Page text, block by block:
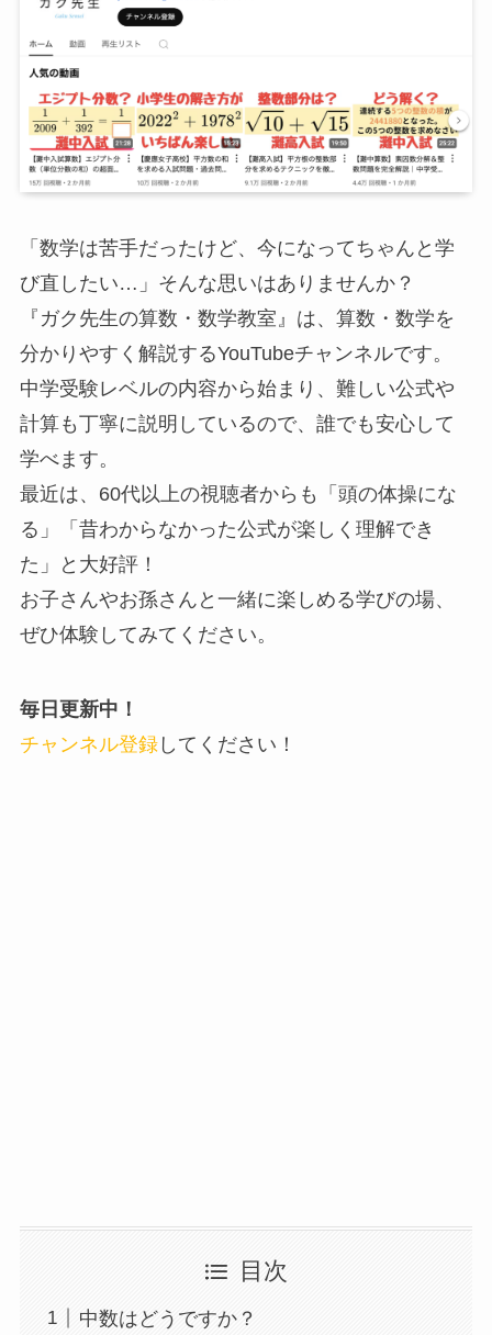
「数学は苦手だったけど、今になってちゃんと学
び直したい…」そんな思いはありませんか？
『ガク先生の算数・数学教室』は、算数・数学を
分かりやすく解説するYouTubeチャンネルです。
中学受験レベルの内容から始まり、難しい公式や
計算も丁寧に説明しているので、誰でも安心して
学べます。
最近は、60代以上の視聴者からも「頭の体操にな
る」「昔わからなかった公式が楽しく理解でき
た」と大好評！
お子さんやお孫さんと一緒に楽しめる学びの場、
ぜひ体験してみてください。
毎日更新中！
チャンネル登録してください！
目次
中数はどうですか？